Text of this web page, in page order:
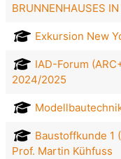
BRUNNENHAUSES
Exkursion New
IAD-Forum
2024/2025
Baustoffkunde 1
Prof. Martin Kühfuss